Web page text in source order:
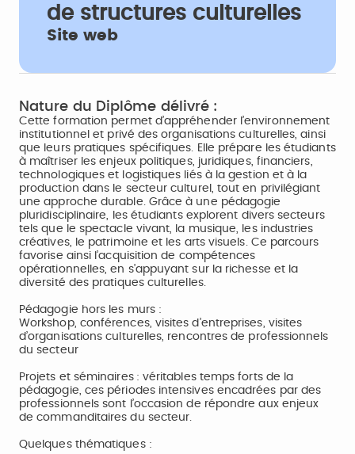
de structures culturelles
Site web
Nature du Diplôme délivré :
Cette formation permet d’appréhender l’environnement
institutionnel et privé des organisations culturelles, ainsi
que leurs pratiques spécifiques. Elle prépare les étudiants
à maîtriser les enjeux politiques, juridiques, financiers,
technologiques et logistiques liés à la gestion et à la
production dans le secteur culturel, tout en privilégiant
une approche durable. Grâce à une pédagogie
pluridisciplinaire, les étudiants explorent divers secteurs
tels que le spectacle vivant, la musique, les industries
créatives, le patrimoine et les arts visuels. Ce parcours
favorise ainsi l’acquisition de compétences
opérationnelles, en s’appuyant sur la richesse et la
diversité des pratiques culturelles.
Pédagogie hors les murs :
Workshop, conférences, visites d’entreprises, visites
d’organisations culturelles, rencontres de professionnels
du secteur
Projets et séminaires : véritables temps forts de la
pédagogie, ces périodes intensives encadrées par des
professionnels sont l’occasion de répondre aux enjeux
de commanditaires du secteur.
Quelques thématiques :